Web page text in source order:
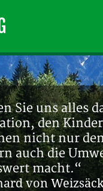
Sie uns alles
den
nicht nur
auch die
macht.“
von